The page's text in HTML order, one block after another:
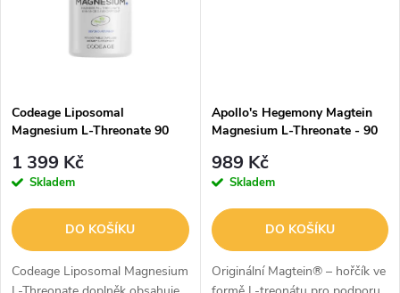
Codeage Liposomal
Magnesium L-Threonate 90
1 399 Kč
Skladem
DO KOŠÍKU
Codeage Liposomal Magnesium
Apollo's Hegemony Magtein
Magnesium L-Threonate - 90
989 Kč
Skladem
DO KOŠÍKU
Originální Magtein® – hořčík ve